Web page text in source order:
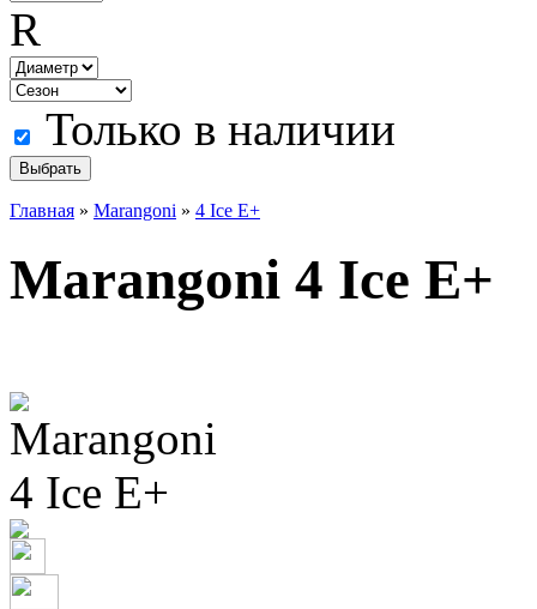
R
Только в наличии
Главная » Marangoni » 4 Ice E+
Marangoni 4 Ice E+